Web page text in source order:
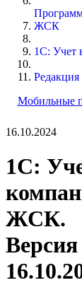
ЖСК
1С:
Редакция
Мобильные
16.10.2024
1С:
ЖСК.
Версия